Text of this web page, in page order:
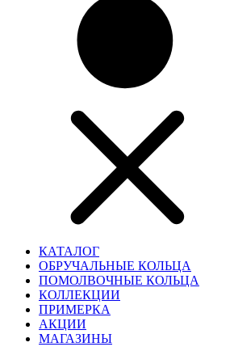
КАТАЛОГ
ОБРУЧАЛЬНЫЕ КОЛЬЦА
ПОМОЛВОЧНЫЕ КОЛЬЦА
КОЛЛЕКЦИИ
ПРИМЕРКА
АКЦИИ
МАГАЗИНЫ